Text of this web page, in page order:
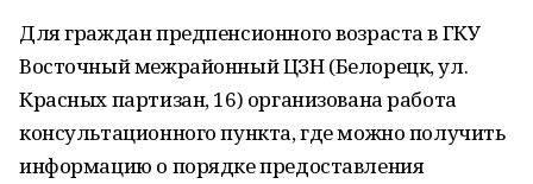
Для граждан предпенсионного возраста в ГКУ
Восточный межрайонный ЦЗН (Белорецк, ул.
Красных партизан, 16) организована работа
консультационного пункта, где можно получить
информацию о порядке предоставления